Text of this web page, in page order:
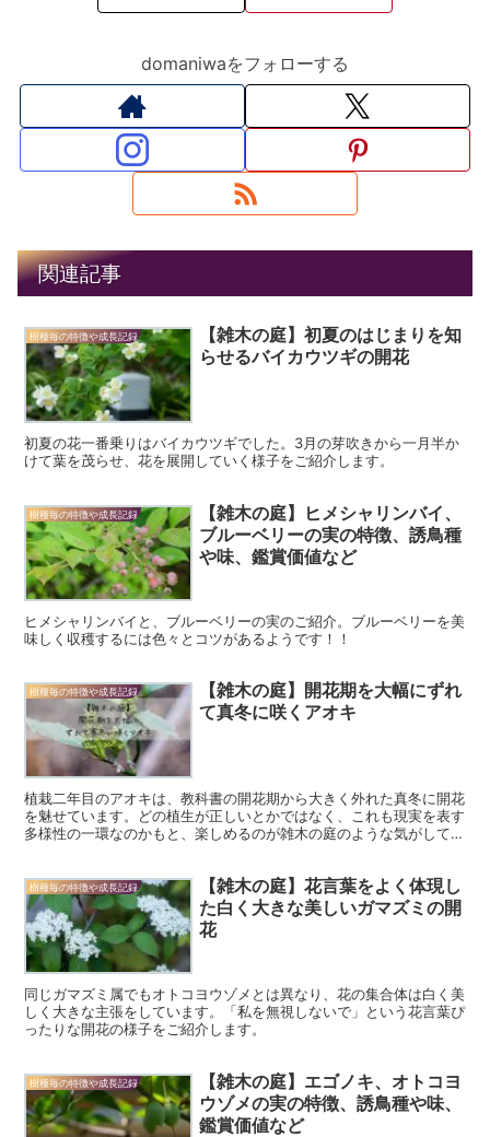
domaniwaをフォローする
関連記事
樹種毎の特徴や成長記録
【雑木の庭】初夏のはじまりを知
らせるバイカウツギの開花
初夏の花一番乗りはバイカウツギでした。3月の芽吹きから一月半か
けて葉を茂らせ、花を展開していく様子をご紹介します。
樹種毎の特徴や成長記録
【雑木の庭】ヒメシャリンバイ、
ブルーベリーの実の特徴、誘鳥種
や味、鑑賞価値など
ヒメシャリンバイと、ブルーベリーの実のご紹介。ブルーベリーを美
味しく収穫するには色々とコツがあるようです！！
樹種毎の特徴や成長記録
【雑木の庭】開花期を大幅にずれ
て真冬に咲くアオキ
植栽二年目のアオキは、教科書の開花期から大きく外れた真冬に開花
を魅せています。どの植生が正しいとかではなく、これも現実を表す
多様性の一環なのかもと、楽しめるのが雑木の庭のような気がしてき
樹種毎の特徴や成長記録
【雑木の庭】花言葉をよく体現し
た白く大きな美しいガマズミの開
花
同じガマズミ属でもオトコヨウゾメとは異なり、花の集合体は白く美
しく大きな主張をしています。「私を無視しないで」という花言葉ぴ
ったりな開花の様子をご紹介します。
樹種毎の特徴や成長記録
【雑木の庭】エゴノキ、オトコヨ
ウゾメの実の特徴、誘鳥種や味、
鑑賞価値など